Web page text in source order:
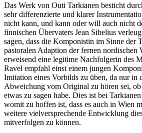
Das Werk von Outi Tarkianen besticht
sehr differenzierte und klarer
nicht kann, und kann oder will auch nicht
finnischen Übervaters Jean Sibelius
sagen, dass die Komponistin im Sinne der
pastoralen Adaption der fernen nordischen
erweisend eine legitime Nachfolgerin des
Ravel empfahl einst einem jungen
Imitation eines Vorbilds zu üben, da nur in
Abweichung vom Original zu hören sei,
etwas zu sagen habe. Dies ist bei
womit zu hoffen ist, dass es auch in Wien
weitere vielversprechende Entwicklung
mitverfolgen zu können.